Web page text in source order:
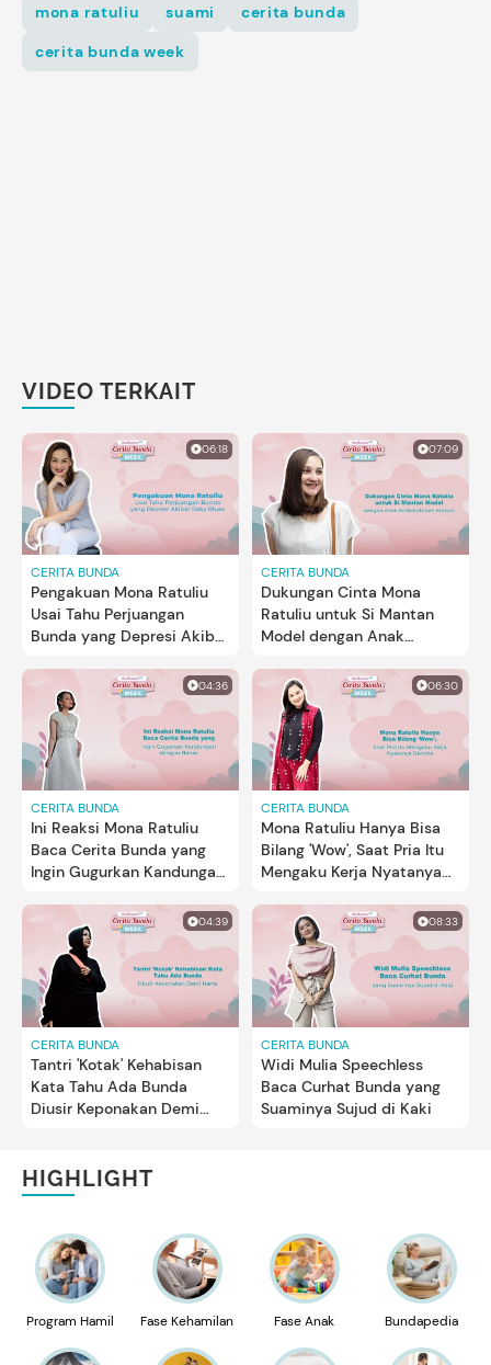
mona ratuliu suami
cerita bunda
cerita bunda week
VIDEO TERKAIT
06:18
CERITA BUNDA
Pengakuan Mona Ratuliu
Usai Tahu Perjuangan
Bunda yang Depresi Akibat
07:09
CERITA BUNDA
Dukungan Cinta Mona
Ratuliu untuk Si Mantan
Model dengan Anak
04:36
CERITA BUNDA
Ini Reaksi Mona Ratuliu
Baca Cerita Bunda yang
Ingin Gugurkan Kandungan
06:30
CERITA BUNDA
Mona Ratuliu Hanya Bisa
Bilang 'Wow', Saat Pria Itu
Mengaku Kerja Nyatanya
04:39
CERITA BUNDA
Tantri 'Kotak' Kehabisan
Kata Tahu Ada Bunda
Diusir Keponakan Demi
08:33
CERITA BUNDA
Widi Mulia Speechless
Baca Curhat Bunda yang
Suaminya Sujud di Kaki
HIGHLIGHT
Program Hamil Fase Kehamilan Fase Anak Bundapedia